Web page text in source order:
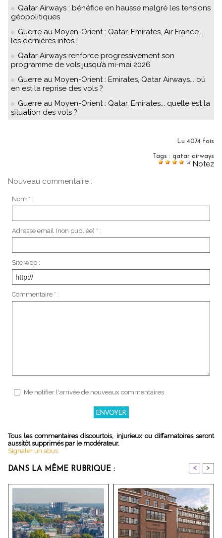
Qatar Airways : bénéfice en hausse malgré les tensions
géopolitiques
Guerre au Moyen-Orient : Qatar, Emirates, Air France...
les dernières infos !
Qatar Airways renforce progressivement son
programme de vols jusqu’à mi-mai 2026
Guerre au Moyen-Orient : Emirates, Qatar Airways... où
en est la reprise des vols ?
Guerre au Moyen-Orient : Qatar, Emirates... quelle est la
situation des vols ?
Lu 4074 fois
Tags : qatar airways
Notez
Nouveau commentaire :
Nom * :
Adresse email (non publiée) * :
Site web :
Commentaire * :
Me notifier l'arrivée de nouveaux commentaires
Tous les commentaires discourtois, injurieux ou diffamatoires seront
aussitôt supprimés par le modérateur.
Signaler un abus
DANS LA MÊME RUBRIQUE : < >